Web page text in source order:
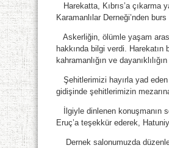
Harekatta, Kıbrıs’a çıkarma
Karamanlılar Derneği’nden
Askerliğin, ölümle yaşam
hakkında bilgi verdi. Harekatın
kahramanlığın ve
Şehitlerimizi hayırla yad eden
gidişinde şehitlerimizin
İlgiyle dinlenen konuşmanın
Eruç’a teşekkür ederek,
Dernek salonumuzda